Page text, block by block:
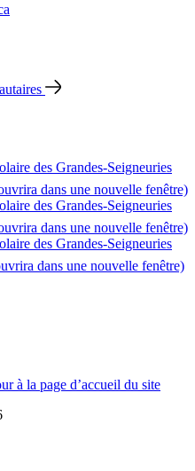
des Grandes‑Seigneuries
dans une nouvelle fenêtre)
des Grandes‑Seigneuries
dans une nouvelle fenêtre)
des Grandes‑Seigneuries
dans une nouvelle fenêtre)
à la page d’accueil du site